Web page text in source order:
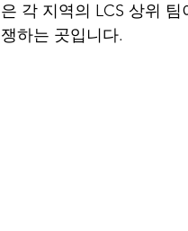
은 각 지역의 LCS 상위
쟁하는 곳입니다.